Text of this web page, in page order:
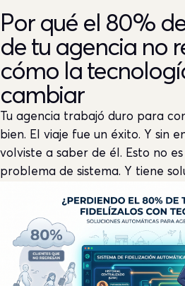
Por qué el 80%
de tu agencia no
cómo la
cambiar
Tu agencia trabajó duro para
bien. El viaje fue un éxito. Y sin
volviste a saber de él. Esto no
problema de sistema. Y tiene